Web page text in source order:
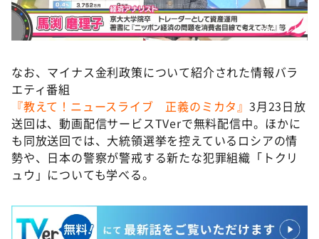
©️ABCテレビ
なお、マイナス金利政策について紹介された情報バラ
エティ番組
『教えて！ニュースライブ 正義のミカタ』 3月23日放
送回は、動画配信サービスTVerで無料配信中。ほかに
も同放送回では、大統領選挙を控えているロシアの情
勢や、日本の警察が警戒する新たな犯罪組織「トクリ
ュウ」についても学べる。